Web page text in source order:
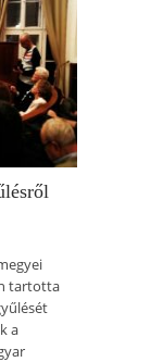
tartotta
a